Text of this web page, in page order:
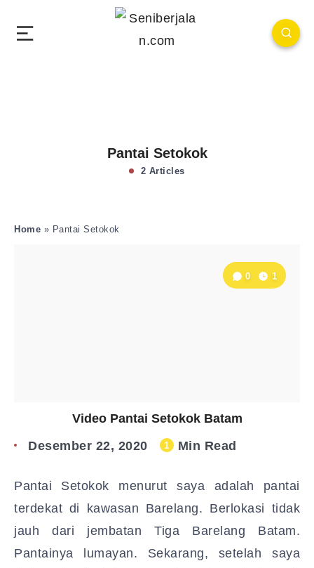
Pantai Setokok
2 Articles
Home » Pantai Setokok
Video Pantai Setokok Batam
0 1
Desember 22, 2020 1 Min Read
Pantai Setokok menurut saya adalah pantai
terdekat di kawasan Barelang. Berlokasi tidak
jauh dari jembatan Tiga Barelang Batam.
Pantainya lumayan. Sekarang, setelah saya